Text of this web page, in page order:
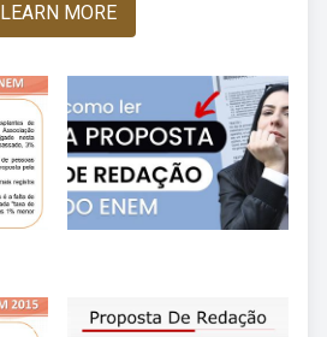
LEARN MORE